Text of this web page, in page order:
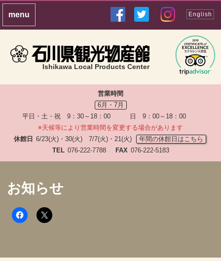
Ishikawa Local Products Center
English
営業時間
6月・7月
平日・土・祝 9：30～18：00 日 9：00～18：00
※天候等により営業時間を変更する場合があります
休館日 6/23(火)・30(火) 7/7(火)・21(火)
年間の休館日はこちら
TEL 076-222-7788 FAX 076-222-5183
お知らせ